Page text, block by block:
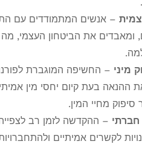
– אנשים המתמודדים עם
ומאבדים את הביטחון העצמי,
מיני – החשיפה המוגברת
בעת קיום יחסי מין
סיפוק מחיי המין.
חברתי – ההקדשה לזמן רב
לקשרים אמיתיים